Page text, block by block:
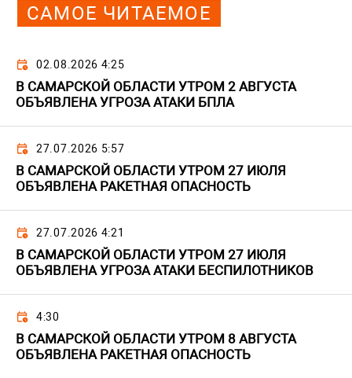
САМОЕ ЧИТАЕМОЕ
02.08.2026 4:25
В САМАРСКОЙ ОБЛАСТИ УТРОМ 2 АВГУСТА
ОБЪЯВЛЕНА УГРОЗА АТАКИ БПЛА
27.07.2026 5:57
В САМАРСКОЙ ОБЛАСТИ УТРОМ 27 ИЮЛЯ
ОБЪЯВЛЕНА РАКЕТНАЯ ОПАСНОСТЬ
27.07.2026 4:21
В САМАРСКОЙ ОБЛАСТИ УТРОМ 27 ИЮЛЯ
ОБЪЯВЛЕНА УГРОЗА АТАКИ БЕСПИЛОТНИКОВ
4:30
В САМАРСКОЙ ОБЛАСТИ УТРОМ 8 АВГУСТА
ОБЪЯВЛЕНА РАКЕТНАЯ ОПАСНОСТЬ